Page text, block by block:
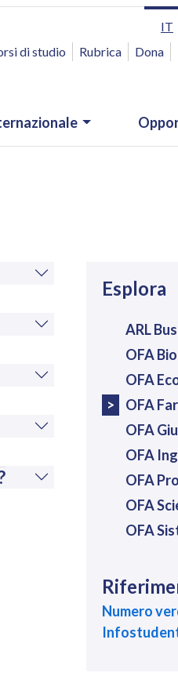
IT
di studio Rubrica Dona
Esplora
ARL
OFA
OFA
OFA
OFA
OFA
OFA
OFA
OFA
Numero